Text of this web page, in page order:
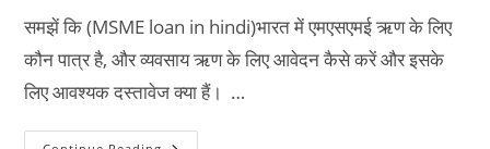
समझें कि (MSME loan in hindi)भारत में एमएसएमई ऋण के लिए
कौन पात्र है, और व्यवसाय ऋण के लिए आवेदन कैसे करें और इसके
लिए आवश्यक दस्तावेज क्या हैं। …